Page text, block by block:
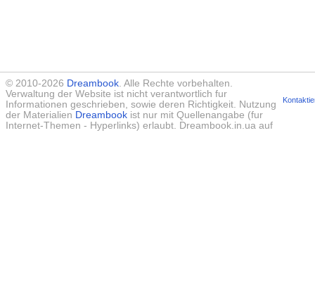
© 2010-2026 Dreambook. Alle Rechte vorbehalten.
Verwaltung der Website ist nicht verantwortlich fur
Informationen geschrieben, sowie deren Richtigkeit. Nutzung
der Materialien Dreambook ist nur mit Quellenangabe (fur
Internet-Themen - Hyperlinks) erlaubt. Dreambook.in.ua auf